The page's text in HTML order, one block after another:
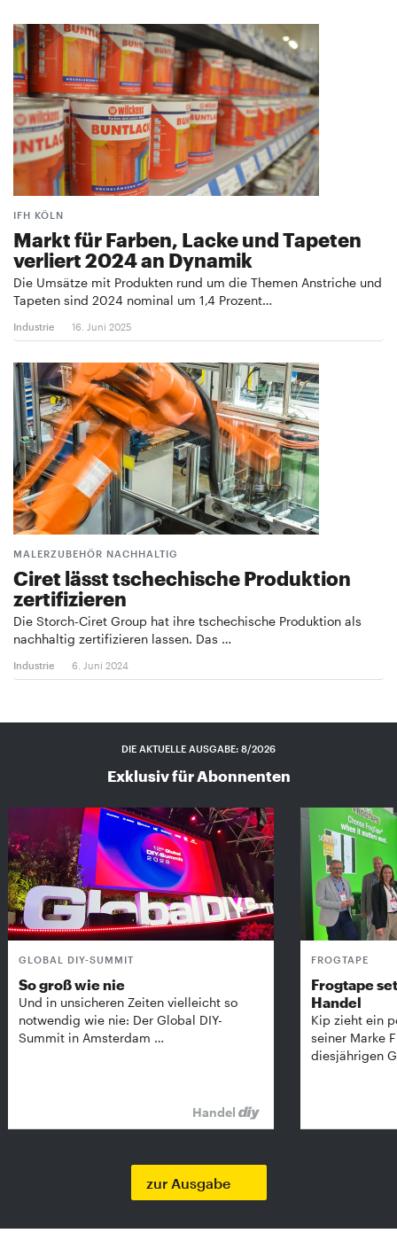
IFH KÖLN
Markt für Farben, Lacke und Tapeten
verliert 2024 an Dynamik
Die Umsätze mit Produkten rund um die Themen Anstriche und
Tapeten sind 2024 nominal um 1,4 Prozent…
Industrie 16. Juni 2025
MALERZUBEHÖR NACHHALTIG
Ciret lässt tschechische Produktion
zertifizieren
Die Storch-Ciret Group hat ihre tschechische Produktion als
nachhaltig zertifizieren lassen. Das …
Industrie 6. Juni 2024
DIE AKTUELLE AUSGABE: 8/2026
Exklusiv für Abonnenten
GLOBAL DIY-SUMMIT
So groß wie nie
Und in unsicheren Zeiten vielleicht so
notwendig wie nie: Der Global DIY-
Summit in Amsterdam …
Handel
FROGTAPE
Frogtape
Handel
Kip zieht ein
seiner Marke
diesjährigen
zur Ausgabe